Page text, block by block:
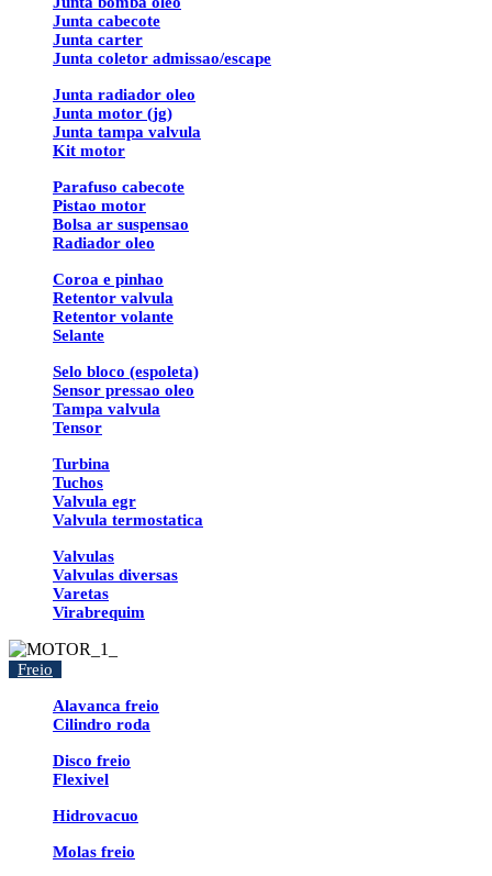
Junta cabecote
Junta carter
Junta coletor admissao/escape
Junta radiador oleo
Junta motor (jg)
Junta tampa valvula
Kit motor
Parafuso cabecote
Pistao motor
Bolsa ar suspensao
Radiador oleo
Coroa e pinhao
Retentor valvula
Retentor volante
Selante
Selo bloco (espoleta)
Sensor pressao oleo
Tampa valvula
Tensor
Turbina
Tuchos
Valvula egr
Valvula termostatica
Valvulas
Valvulas diversas
Varetas
Virabrequim
Freio
Alavanca freio
Cilindro roda
Disco freio
Flexivel
Hidrovacuo
Molas freio